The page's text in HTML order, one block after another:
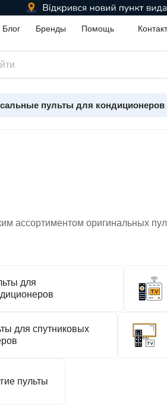
Блог Бренды Помощь
пульты для кондиционеров
ассортиментом оригинальных
для
для спутниковых
пульты